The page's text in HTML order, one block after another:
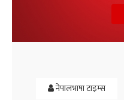
नेपालभाषा टाइम्स